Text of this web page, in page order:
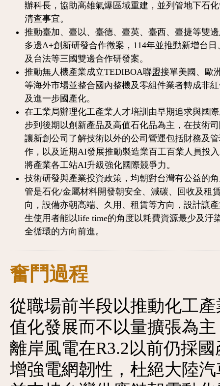
辦科長，協助高雄氣爆區域重建，並列管地下石
清查事宜。
推動臺加、臺以、臺德、臺英、臺西、臺捷等雙
多邊A+創新研發合作徵案，114年並推動新增台日
及台法等三國雙邊合作研發案。
推動無人機產業成立TEDIBOA聯盟接單美國、歐
等海外市場並整合國內整機及零組件業者轉成非
及進一步國產化。
在工業局辦理化工產業人才培訓由早期追求與國
步到後期以創新產品及高值石化品為主，在技術
讓新創公司了解技術以外的公司營運包括財務及
作，以及近期AI發展推動製造業百工百業人員投
將產業各工站AI升級強化國際競爭力。
技術研發與產業投資政策，均朝對台灣有公益的
管是石化/金屬材料開發朝安全、減碳、回收及租
向，設備亦朝高端、久用、租賃等方向，設計讓
生使用者能以life time的角度以耗費資源最少及汙
全循環的方向前進。
奮鬥過程
從職場前半段以推動化工
值化發展而不以量擴張為
離岸風電在R3.2以前仍採
增強電網韌性，杜絕大陸